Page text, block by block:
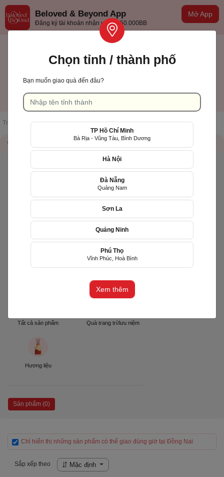
Mở App
Beloved & Beyond App
Đăng ký tài khoản nhận ưu đãi 50.000BB
Đồng Nai
Trang chủ / Danh sách cửa hàng / Marble Store
QR Code
Thành phố Biên Hòa, Đồng Nai
Tất cả sản phẩm Quà trang trí/lưu niệm
Hương liệu
Sản phẩm (0)
Chỉ hiển thị những sản phẩm có thể giao đúng giờ tại Đồng Nai
Sắp xếp theo Mặc định
Chọn tỉnh / thành phố
Bạn muốn giao quà đến đâu?
TP Hồ Chí Minh
Bà Rịa - Vũng Tàu, Bình Dương
Hà Nội
Đà Nẵng
Quảng Nam
Sơn La
Quảng Ninh
Phú Thọ
Vĩnh Phúc, Hoà Bình
Xem thêm